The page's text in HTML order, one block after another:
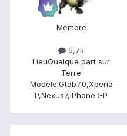
Membre
5,7k
LieuQuelque part sur
Terre
Modèle:Gtab7.0,Xperia
P,Nexus7,iPhone :-P